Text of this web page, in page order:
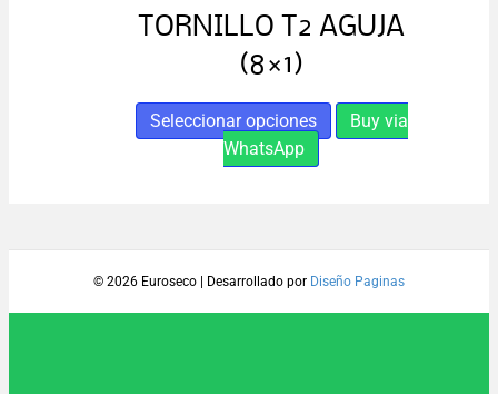
TORNILLO T2 AGUJA
(8×1)
Seleccionar opciones
Este
producto
Las
opciones
se
Buy via
WhatsApp
© 2026 Euroseco Desarrollado por Diseño Paginas